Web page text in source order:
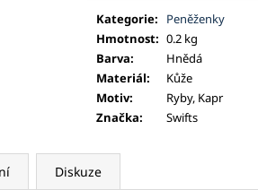
Kategorie:
Peněženky
Hmotnost: 0.2 kg
Barva:
Hnědá
Materiál:
Kůže
Motiv:
Ryby, Kapr
Značka: Swifts
Diskuze